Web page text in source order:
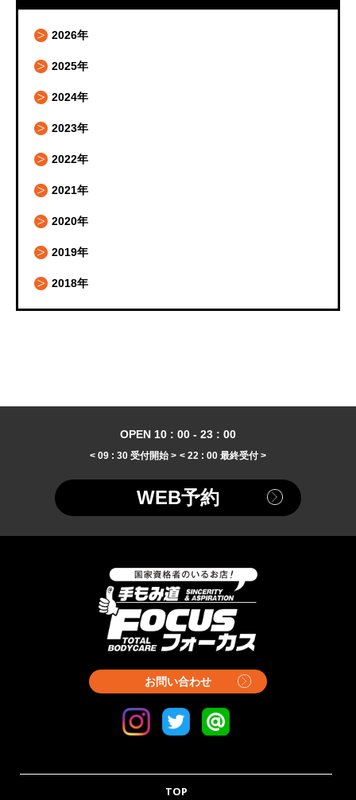
2026年
2025年
2024年
2023年
2022年
2021年
2020年
2019年
2018年
OPEN 10 : 00 - 23 : 00
< 09 : 30 受付開始 > < 22 : 00 最終受付 >
WEB予約
お問い合わせ
TOP